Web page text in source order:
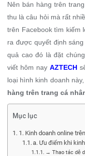
Nên bán hàng trên
thu là câu hỏi mà rất
trên Facebook tìm kiếm
ra được quyết định
quả cao đó là đặt
viết hôm nay AZTECH
loại hình kinh doanh
hàng trên trang cá
Mục lục
1. Kinh doanh online
a. Ưu điểm khi
→ Thao tác dễ